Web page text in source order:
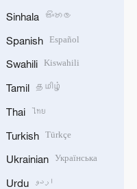
Sinhala සිංහල
Spanish Español
Swahili Kiswahili
Tamil தமிழ்
Thai ไทย
Turkish Türkçe
Ukrainian Українська
Urdu اردو